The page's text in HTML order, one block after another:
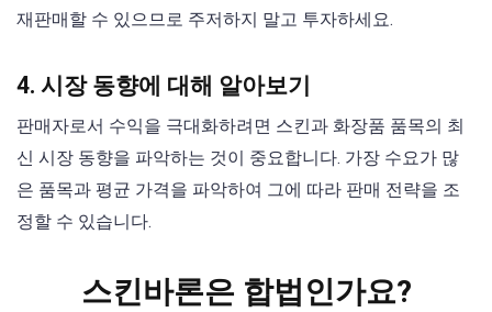
재판매할 수 있으므로 주저하지 말고 투자하세요.
4. 시장 동향에 대해 알아보기
판매자로서 수익을 극대화하려면 스킨과 화장품 품목의 최
신 시장 동향을 파악하는 것이 중요합니다. 가장 수요가 많
은 품목과 평균 가격을 파악하여 그에 따라 판매 전략을 조
정할 수 있습니다.
스킨바론은 합법인가요?